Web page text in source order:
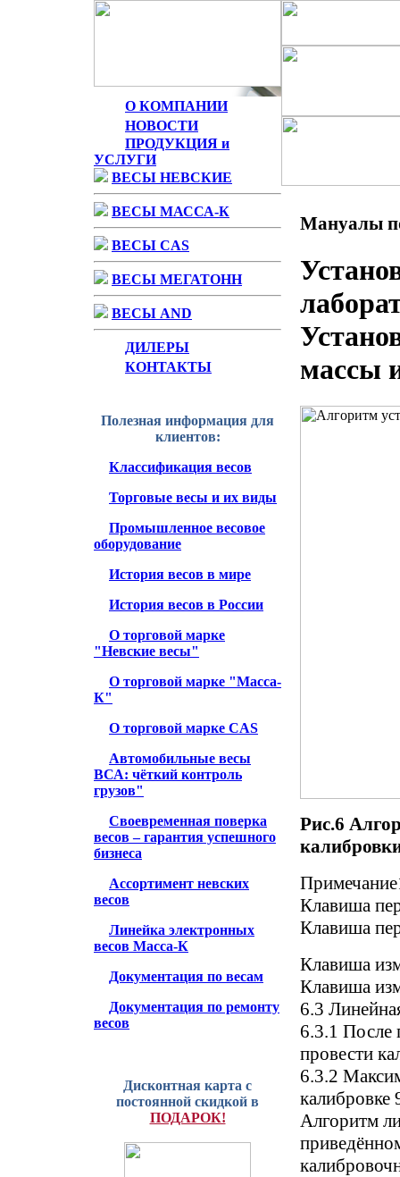
О КОМПАНИИ
НОВОСТИ
ПРОДУКЦИЯ и
УСЛУГИ
ВЕСЫ НЕВСКИЕ
ВЕСЫ МАССА-К
ВЕСЫ CAS
ВЕСЫ МЕГАТОНН
ВЕСЫ AND
ДИЛЕРЫ
КОНТАКТЫ
Полезная информация для
клиентов:
Классификация весов
Торговые весы и их виды
Промышленное весовое
оборудование
История весов в мире
История весов в России
О торговой марке
"Невские весы"
О торговой марке "Масса-
К"
О торговой марке CAS
Автомобильные весы
ВСА: чёткий контроль
грузов"
Своевременная поверка
весов – гарантия успешного
бизнеса
Ассортимент невских
весов
Линейка электронных
весов Масса-К
Документация по весам
Документация по ремонту
весов
Дисконтная карта с
постоянной скидкой в
ПОДАРОК!
Мануалы
массы
Рис.6
Клавиша
Клавиша
Клавиша
Клавиша
6.3
6.3.1 После
провести
6.3.2
калибровке
Алгоритм